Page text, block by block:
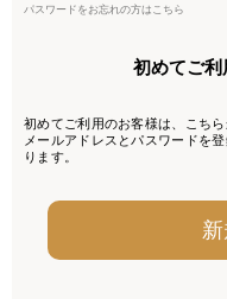
パスワードをお忘れの方はこちら
初めてご
初めてご利用のお客様は、こち
メールアドレスとパスワードを
ります。